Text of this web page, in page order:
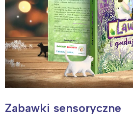
Zabawki sensoryczne